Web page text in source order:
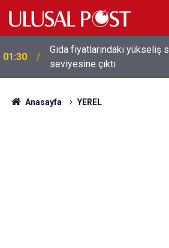
01:26
Galatasaray'dan sekiz kişi
duyurusu
Anasayfa YEREL